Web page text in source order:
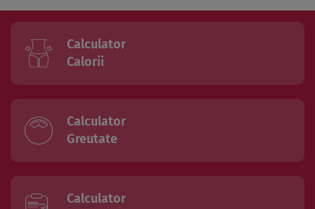
Calculator
Calorii
Calculator
Greutate
Calculator